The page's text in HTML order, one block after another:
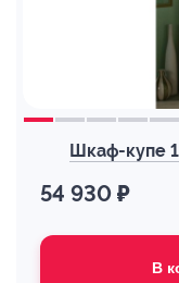
Шкаф-купе
54 930 ₽
В